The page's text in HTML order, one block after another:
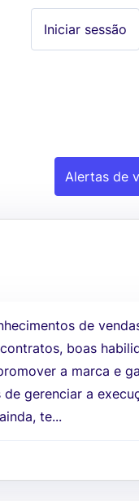
Iniciar sessão
Alertas de
de
boas
a marca e
gerenciar a
te...